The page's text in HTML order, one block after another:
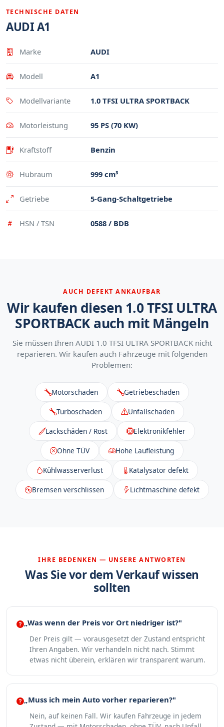
TECHNISCHE DATEN
AUDI A1
Eigenschaft
Marke AUDI
Modell A1
Modellvariante 1.0 TFSI ULTRA SPORTBACK
Motorleistung 95 PS (70 KW)
Kraftstoff Benzin
Hubraum 999 cm³
Getriebe 5-Gang-Schaltgetriebe
HSN / TSN 0588 / BDB
AUCH DEFEKT ANKAUFBAR
Wir kaufen diesen 1.0 TFSI ULTRA
SPORTBACK auch mit Mängeln
Sie müssen Ihren AUDI 1.0 TFSI ULTRA SPORTBACK nicht
reparieren. Wir kaufen auch Fahrzeuge mit folgenden
Problemen:
Motorschaden Getriebeschaden
Turboschaden Unfallschaden
Lackschäden / Rost Elektronikfehler
Ohne TÜV Hohe Laufleistung
Kühlwasserverlust Katalysator defekt
Bremsen verschlissen Lichtmaschine defekt
IHRE BEDENKEN — UNSERE ANTWORTEN
Was Sie vor dem Verkauf wissen
sollten
„Was wenn der Preis vor Ort niedriger ist?"
Der Preis gilt — vorausgesetzt der Zustand entspricht
Ihren Angaben. Wir verhandeln nicht nach. Stimmt
etwas nicht überein, erklären wir transparent warum.
„Muss ich mein Auto vorher reparieren?"
Nein, auf keinen Fall. Wir kaufen Fahrzeuge in jedem